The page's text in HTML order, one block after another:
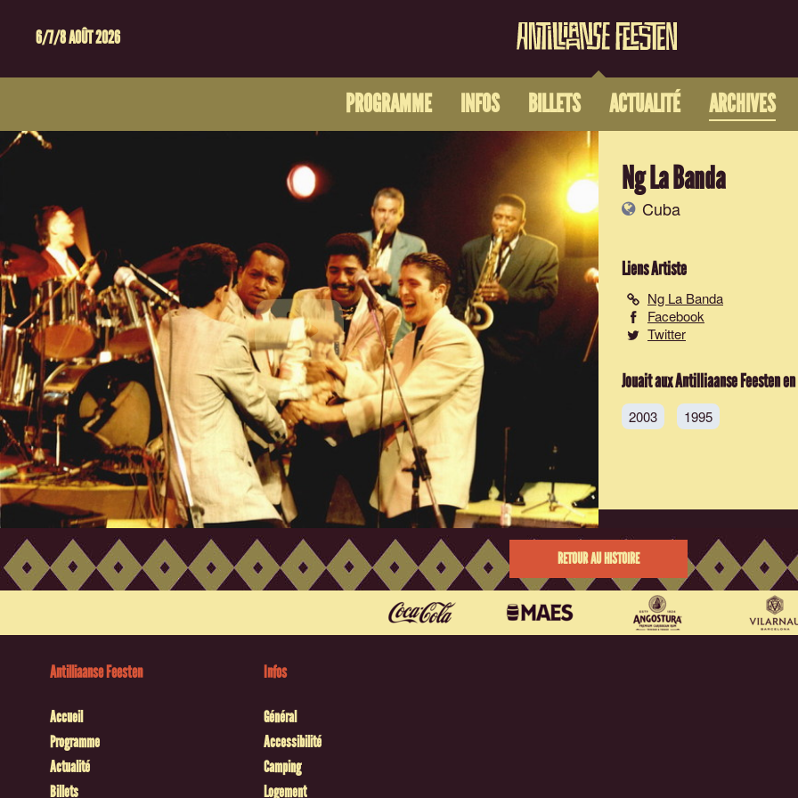
6/7/8 AOÛT 2026
PROGRAMME INFOS BILLETS ACTUALITÉ ARCHIVES
Ng La Banda
Cuba
Liens Artiste
Ng La Banda
Facebook
Twitter
Jouait aux Antilliaanse Feesten en
2003 1995
RETOUR AU HISTOIRE
Antilliaanse Feesten
Accueil
Programme
Actualité
Billets
Infos
Général
Accessibilité
Camping
Logement